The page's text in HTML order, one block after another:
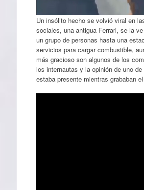
Un insólito hecho se volvió viral en
sociales, una antigua Ferrari, se la
un grupo de personas hasta una
servicios para cargar combustible,
más gracioso son algunos de los
los internautas y la opinión de uno
estaba presente mientras grababan